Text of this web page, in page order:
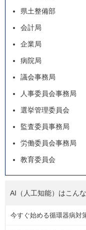
県土整備部
会計局
企業局
病院局
議会事務局
人事委員会事務局
選挙管理委員会
監査委員事務局
労働委員会事務局
教育委員会
AI（人工知能）はこん
今すぐ始める循環器病対